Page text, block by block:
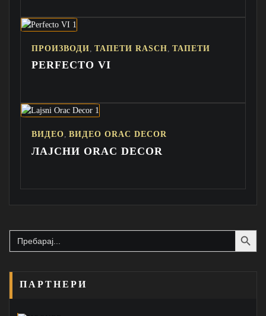
ПРОИЗВОДИ ТАПЕТИ RASCH ТАПЕТИ
PERFECTO VI
ВИДЕО ВИДЕО ORAC DECOR
ЛАЈСНИ ORAC DECOR
Search
for:
Search Button
ПАРТНЕРИ